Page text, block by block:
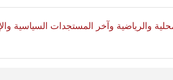
والرياضية وآخر المستجدات السياسية